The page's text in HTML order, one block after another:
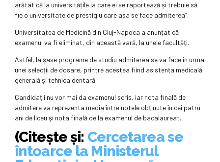
arătat că la universitățile la care ei se raportează și trebuie să
fie o universitate de prestigiu care așa se face admiterea”.
Universitatea de Medicină din Cluj-Napoca a anunțat că
examenul va fi eliminat, din această vară, la unele facultăți.
Astfel, la șase programe de studiu admiterea se va face în urma
unei selecții de dosare, printre acestea fiind asistența medicală
generală și tehnica dentară.
Candidaţii nu vor mai da examenul scris, iar nota finală de
admitere va reprezenta media între notele obținute în cei patru
ani de liceu şi nota finală de la examenul de bacalaureat.
(Citește și: Cercetarea se
întoarce la Ministerul